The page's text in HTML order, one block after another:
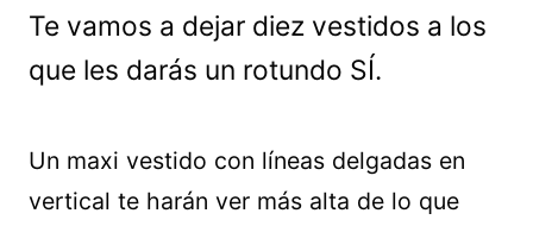
Te vamos a dejar diez vestidos a los
que les darás un rotundo SÍ.
Un maxi vestido con líneas delgadas en
vertical te harán ver más alta de lo que